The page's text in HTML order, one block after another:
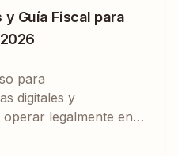
y Guía Fiscal para
para
digitales y
legalmente en